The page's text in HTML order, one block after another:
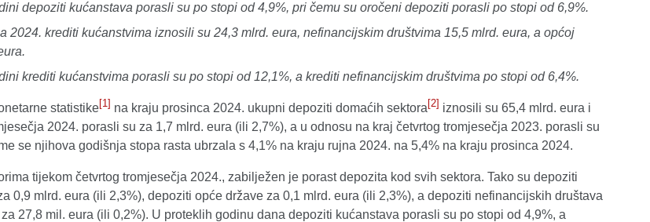
depoziti kućanstava porasli su po stopi od 4,9%, pri čemu su oročeni depoziti porasli po stopi od 6,9%.
2024. krediti kućanstvima iznosili su 24,3 mlrd. eura, nefinancijskim društvima 15,5 mlrd. eura, a općoj
krediti kućanstvima porasli su po stopi od 12,1%, a krediti nefinancijskim društvima po stopi od 6,4%.
statistike[1] na kraju prosinca 2024. ukupni depoziti domaćih sektora [2] iznosili su 65,4 mlrd. eura i
2024. porasli su za 1,7 mlrd. eura (ili 2,7%), a u odnosu na kraj četvrtog tromjesečja 2023. porasli su
se njihova godišnja stopa rasta ubrzala s 4,1% na kraju rujna 2024. na 5,4% na kraju prosinca 2024.
tijekom četvrtog tromjesečja 2024., zabilježen je porast depozita kod svih sektora. Tako su depoziti
0,9 mlrd. eura (ili 2,3%), depoziti opće države za 0,1 mlrd. eura (ili 2,3%), a depoziti nefinancijskih društava
27,8 mil. eura (ili 0,2%). U proteklih godinu dana depoziti kućanstava porasli su po stopi od 4,9%, a